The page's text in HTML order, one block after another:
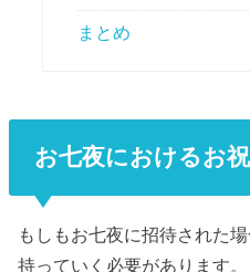
まとめ
お七夜におけるお
もしもお七夜に招待された
持っていく必要があります。